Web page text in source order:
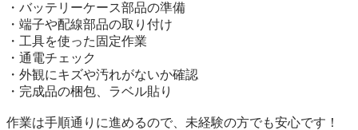
・バッテリーケース部品の準備
・端子や配線部品の取り付け
・工具を使った固定作業
・通電チェック
・外観にキズや汚れがないか確認
・完成品の梱包、ラベル貼り
作業は手順通りに進めるので、未経験の方でも安心です！